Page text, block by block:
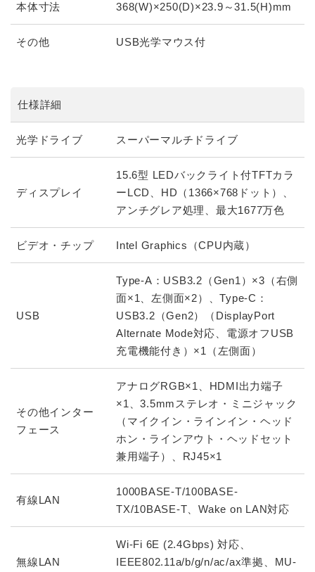
本体寸法 368(W)×250(D)×23.9～31.5(H)mm
その他 USB光学マウス付
仕様詳細
光学ドライブ スーパーマルチドライブ
ディスプレイ
15.6型 LEDバックライト付TFTカラ
ーLCD、HD（1366×768ドット）、
アンチグレア処理、最大1677万色
ビデオ・チップ Intel Graphics（CPU内蔵）
USB
Type-A：USB3.2（Gen1）×3（右側
面×1、左側面×2）、Type-C：
USB3.2（Gen2）（DisplayPort
Alternate Mode対応、電源オフUSB
充電機能付き）×1（左側面）
その他インター
フェース
アナログRGB×1、HDMI出力端子
×1、3.5mmステレオ・ミニジャック
（マイクイン・ラインイン・ヘッド
ホン・ラインアウト・ヘッドセット
兼用端子）、RJ45×1
有線LAN
1000BASE-T/100BASE-
TX/10BASE-T、Wake on LAN対応
無線LAN
Wi-Fi 6E (2.4Gbps) 対応、
IEEE802.11a/b/g/n/ac/ax準拠、MU-